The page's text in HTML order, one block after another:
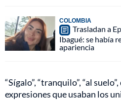
COLOMBIA
Trasladan a
Ibagué: se había
apariencia
“Sígalo”, “tranquilo”, “al
expresiones que usaban los